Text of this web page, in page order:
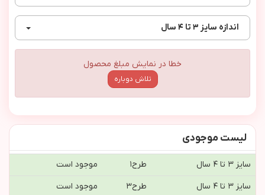
اندازه سایز ۳ تا ۴ سال
خطا در نمایش مبلغ محصول
تلاش دوباره
لیست موجودی
سایز ۳ تا ۴ سال طرح١
موجود است
سایز ۳ تا ۴ سال
طرح٣
موجود است